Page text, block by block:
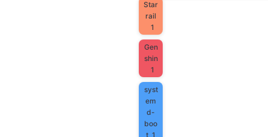
Star
rail
1
Gen
shin
1
syst
em
d-
boo
t 1